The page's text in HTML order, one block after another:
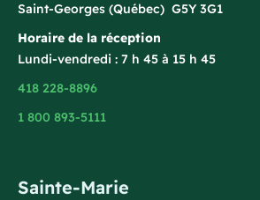
Saint-Georges (Québec) G5Y 3G1
Horaire de la réception
Lundi-vendredi : 7 h 45 à 15 h 45
418 228-8896
1 800 893-5111
Sainte-Marie